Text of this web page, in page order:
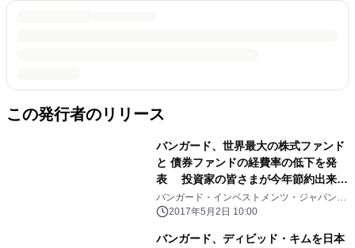
この発行者のリリース
バンガード、世界最大の株式ファンド
と 債券ファンドの経費率の低下を発
表 投資家の皆さまが今年節約出来た
手数料は 3.24億米ドル(約363.5億円)
を突破
バンガード・インベストメンツ・ジャパン株
式会社2017年5月2日 10:00
バンガード、ディビッド・キムを日本